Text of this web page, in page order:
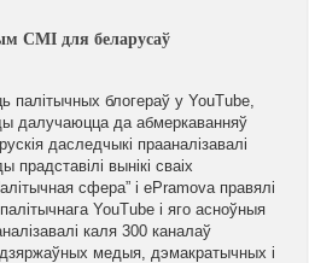
СМІ для беларусаў
палітычных блогераў у YouTube,
далучаюцца да абмеркаванняў
даследчыкі прааналізавалі
вынікі сваіх
сфера” і ePramova правялі
YouTube і яго асноўныя
каля 300 каналаў
медыя, дэмакратычных і